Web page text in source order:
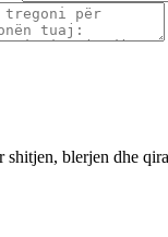
shitjen, blerjen dhe